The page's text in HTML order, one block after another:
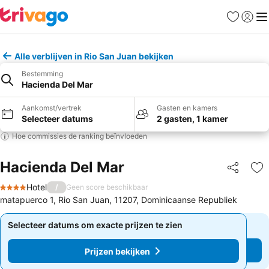
Favorieten
Alle verblijven in Rio San Juan bekijken
Bestemming
Hacienda Del Mar
Aankomst/vertrek
Selecteer datums
Gasten en kamers
2 gasten, 1 kamer
Hoe commissies de ranking beïnvloeden
Hacienda Del Mar Delen
4 Sterren
Hotel / Geen score beschikbaar
matapuerco 1, Rio San Juan, 11207, Dominicaanse Republiek
Selecteer datums om exacte prijzen te zien
Prijzen bekijken
Selecteer datums om exacte prijzen te zien
Prijzen bekijken